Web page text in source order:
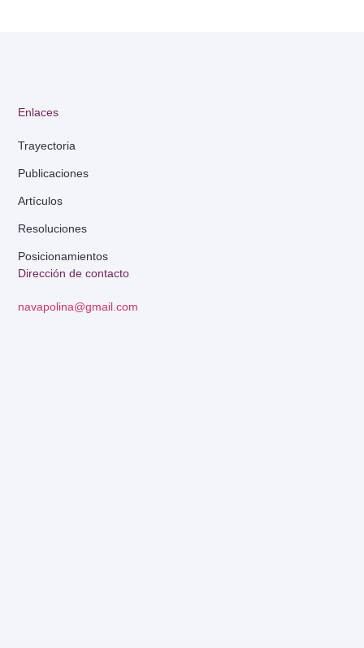
Dirección de contacto
navapolina@gmail.com
Enlaces
Trayectoria
Publicaciones
Artículos
Resoluciones
Posicionamientos